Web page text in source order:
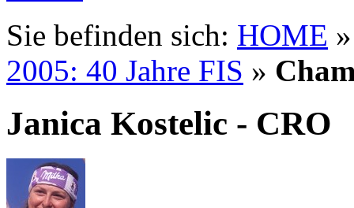
Sie befinden sich: HOME
2005: 40 Jahre FIS »
Janica Kostelic - CRO